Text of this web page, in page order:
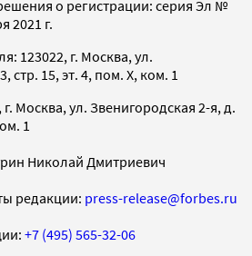
о регистрации: серия Эл №
2021 г.
123022, г. Москва, ул.
стр. 15, эт. 4, пом. X, ком. 1
Москва, ул. Звенигородская 2-я, д.
1
Николай Дмитриевич
редакции: press-release@forbes.ru
+7 (495) 565-32-06